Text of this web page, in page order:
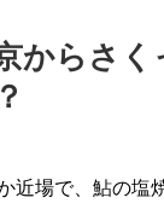
からさく
近場で、鮎の塩